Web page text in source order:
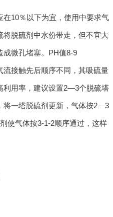
10％以下为宜，使用中要求气
脱硫剂中水份带走，但不宜大
成微孔堵塞。PH值8-9
接触先后顺序不同，其吸硫量
利用率，建议设置2—3个脱硫塔
将一塔脱硫剂更新，气体按2—3
使气体按3-1-2顺序通过，这样